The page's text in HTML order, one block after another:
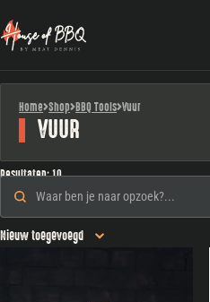
Home Shop BBQ Tools Vuur
VUUR
Resultaten: 10
Sorteren
Sort content
Zoeken
Search content